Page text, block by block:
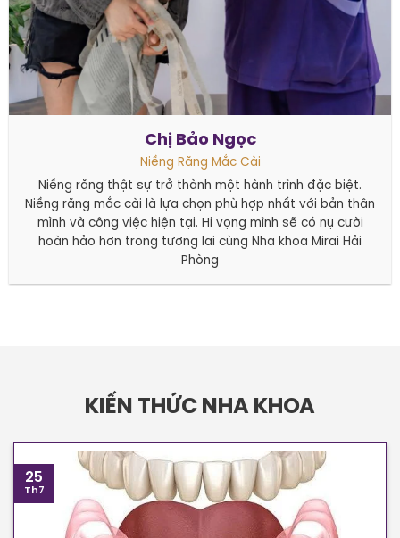
Chị Bảo Ngọc
Niềng Răng Mắc Cài
Niềng răng thật sự trở thành một hành trình đặc biệt.
Niềng răng mắc cài là lựa chọn phù hợp nhất với bản thân
mình và công việc hiện tại. Hi vọng mình sẽ có nụ cười
hoàn hảo hơn trong tương lai cùng Nha khoa Mirai Hải
Phòng
KIẾN THỨC NHA KHOA
25
Th7